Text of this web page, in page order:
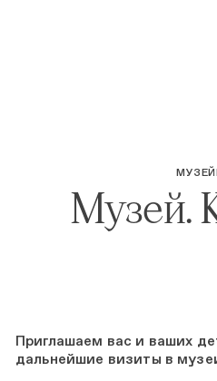
Музей.
Приглашаем вас и ваших
дальнейшие визиты в